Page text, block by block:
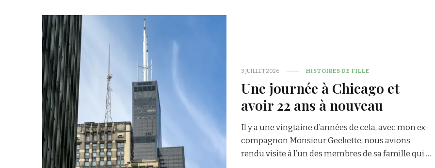
3 JUILLET 2026 HISTOIRES DE FILLE
Une journée à Chicago et
avoir 22 ans à nouveau
Il y a une vingtaine d’années de cela, avec mon ex-
compagnon Monsieur Geekette, nous avions
rendu visite à l’un des membres de sa famille qui …